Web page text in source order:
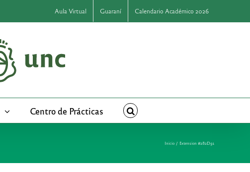
Aula Virtual Guaraní Calendario Académico 2026
Centro de Prácticas
Inicio Extension #282D91